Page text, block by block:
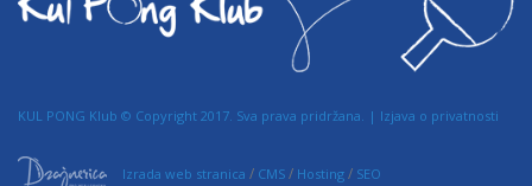
KUL PONG Klub © Copyright 2017. Sva prava pridržana. | Izjava o privatnosti
Izrada web stranica / CMS / Hosting / SEO